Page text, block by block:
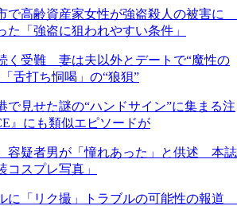
で高齢資産家女性が強盗殺人の被害に
た「強盗に狙われやすい条件」
く受難 妻は夫以外とデートで“魔性の
舌打ち恫喝」の“狼狽”
で見せた謎の“ハンドサイン”に集まる注
』にも類似エピソードが
容疑者男が「憧れあった」と供述 本誌
コスプレ写真」
に「リク撮」トラブルの可能性の報道